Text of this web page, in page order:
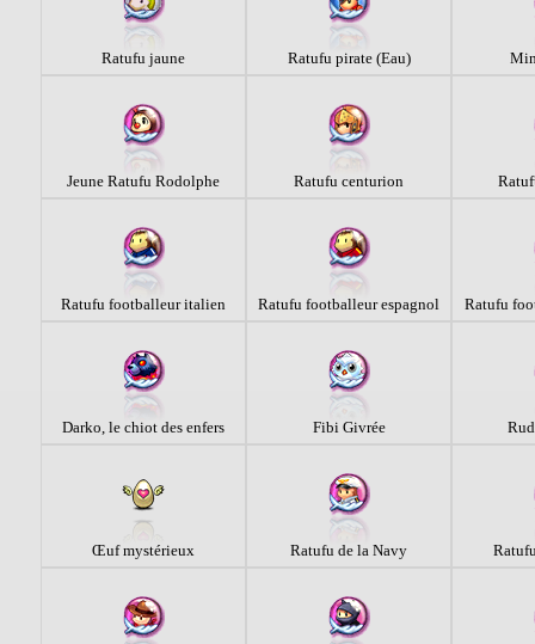
Ratufu jaune Ratufu pirate (Eau)
Jeune Ratufu Rodolphe Ratufu centurion
Ratufu footballeur italien Ratufu footballeur espagnol Ratufu
Darko, le chiot des enfers Fibi Givrée
Œuf mystérieux Ratufu de la Navy